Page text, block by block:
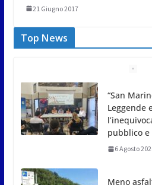
21 Giugno 2017
Top News
Meno
Marino